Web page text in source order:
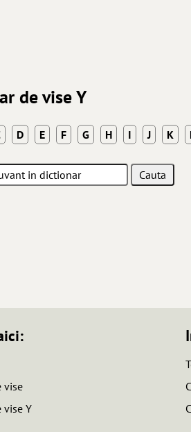
de vise Y
D E F G H I J K
vise
vise Y